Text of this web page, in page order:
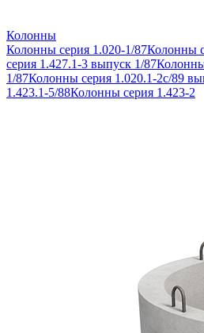
Колонны
Колонны серия 1.020-1/87Колонны
серия 1.427.1-3 выпуск 1/87
1/87Колонны серия 1.020.1-2с/89
1.423.1-5/88Колонны серия 1.423-2